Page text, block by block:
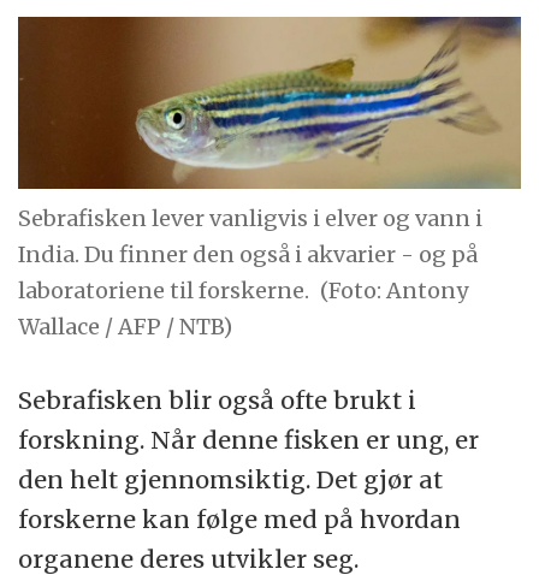
Sebrafisken lever vanligvis i elver og vann i
India. Du finner den også i akvarier - og på
laboratoriene til forskerne. (Foto: Antony
Wallace / AFP / NTB)
Sebrafisken blir også ofte brukt i
forskning. Når denne fisken er ung, er
den helt gjennomsiktig. Det gjør at
forskerne kan følge med på hvordan
organene deres utvikler seg.